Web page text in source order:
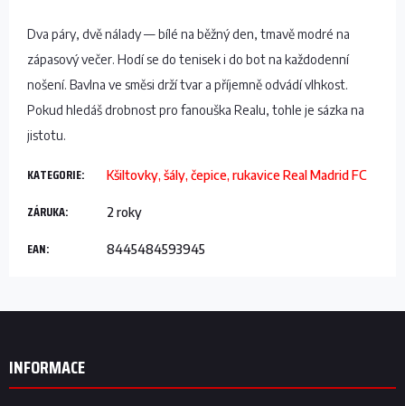
Dva páry, dvě nálady — bílé na běžný den, tmavě modré na
zápasový večer. Hodí se do tenisek i do bot na každodenní
nošení. Bavlna ve směsi drží tvar a příjemně odvádí vlhkost.
Pokud hledáš drobnost pro fanouška Realu, tohle je sázka na
jistotu.
KATEGORIE: Kšiltovky, šály, čepice, rukavice Real Madrid FC
ZÁRUKA: 2 roky
EAN: 8445484593945
Z
INFORMACE